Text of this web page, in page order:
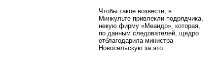
Чтобы такое возвести, в
Минкульте привлекли подрядчика,
некую фирму «Меандр», которая,
по данным следователей, щедро
отблагодарила министра
Новосельскую за это.